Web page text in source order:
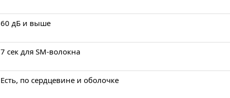
60 дБ и выше
7 сек для SM-волокна
Есть, по сердцевине и оболочке